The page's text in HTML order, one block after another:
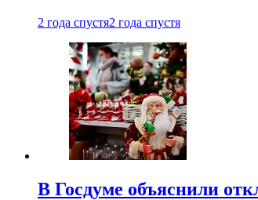
2 года спустя2 года спустя
В Госдуме объяснили